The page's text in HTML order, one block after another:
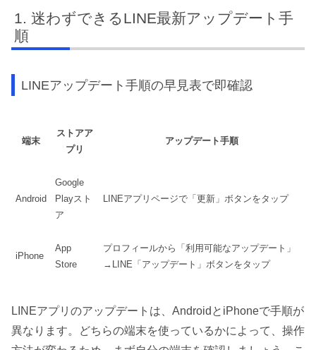
迷わずできるLINE最新アップデート手
順
LINEアップデート手順の早見表で即確認
端末
ストアア
プリ
アップデート手順
Android
Google
Playスト
ア
LINEアプリページで「更新」ボタンをタップ
iPhone
App
Store
プロフィールから「利用可能なアップデート」
→LINE「アップデート」ボタンをタップ
LINEアプリのアップデートは、AndroidとiPhoneで手順が
異なります。どちらの端末を使っているかによって、操作